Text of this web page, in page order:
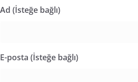
Ad (İsteğe bağlı)
E-posta (İsteğe bağlı)